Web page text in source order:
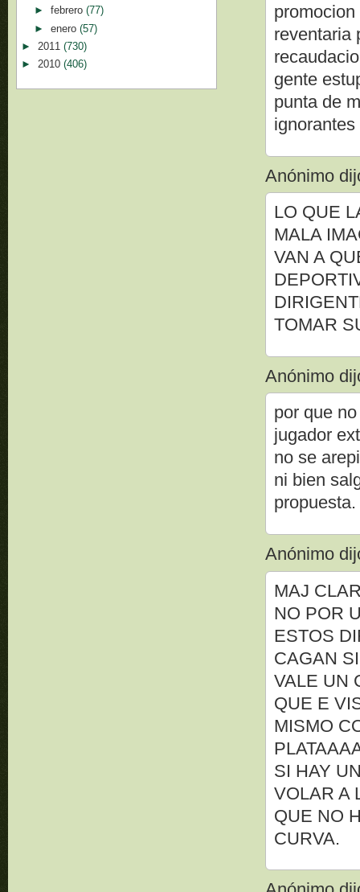
reventaria
gente
punta de
Anónimo
LO QUE
MALA
VAN A
TOMAR
Anónimo
por que
jugador
no se
ni bien
propuesta.
Anónimo
MAJ
NO POR
ESTOS
CAGAN
VALE UN
QUE E
MISMO
SI HAY
VOLAR A
QUE NO
CURVA.
► febrero (77)
► enero (57)
► 2011 (730)
► 2010 (406)